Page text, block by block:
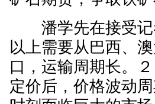
潘学先在接受记
以上需要从巴西、
口，运输周期长。
定价后，价格波动